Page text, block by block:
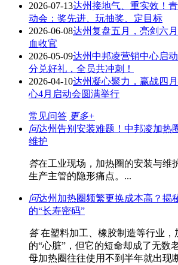
2026-07-13达州接地气、重实效！
动会：奖先进、玩抽奖、定目标
2026-06-08达州复盘五月，亮剑六
血收官
2026-05-09达州中邦凌营销中心启
分兑好礼，全员共冲刺！
2026-04-10达州凝心聚力，赢战四
心4月启动会圆满举行
常见问答 更多+
问达州告别安装难题！中邦凌加热
维护
答在工业现场，加热圈的安装与维
生产主管的隐形痛点。...
问达州加热圈频繁更换成本高？揭
的“长寿密码”
答在塑料加工、橡胶制造等行业，
的“心脏”，但它的短命却成了无数
母加热圈往往使用不到半年就出现